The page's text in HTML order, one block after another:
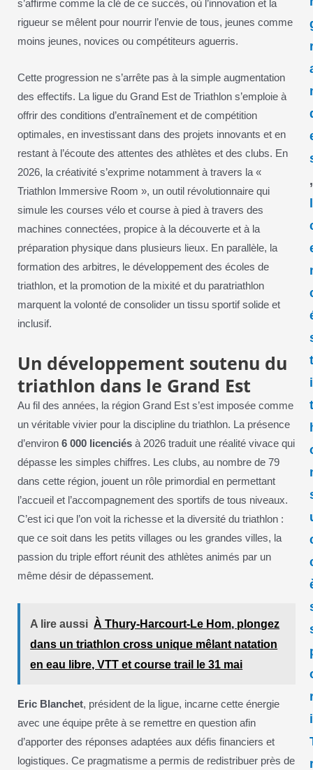
s’affirme comme la clé de ce succès, où l’innovation et la
rigueur se mêlent pour nourrir l’envie de tous, jeunes comme
moins jeunes, novices ou compétiteurs aguerris.
Cette progression ne s’arrête pas à la simple augmentation
des effectifs. La ligue du Grand Est de Triathlon s’emploie à
offrir des conditions d’entraînement et de compétition
optimales, en investissant dans des projets innovants et en
restant à l’écoute des attentes des athlètes et des clubs. En
2026, la créativité s’exprime notamment à travers la «
Triathlon Immersive Room », un outil révolutionnaire qui
simule les courses vélo et course à pied à travers des
machines connectées, propice à la découverte et à la
préparation physique dans plusieurs lieux. En parallèle, la
formation des arbitres, le développement des écoles de
triathlon, et la promotion de la mixité et du paratriathlon
marquent la volonté de consolider un tissu sportif solide et
inclusif.
Un développement soutenu du
triathlon dans le Grand Est
Au fil des années, la région Grand Est s’est imposée comme
un véritable vivier pour la discipline du triathlon. La présence
d’environ 6 000 licenciésà 2026 traduit une réalité vivace qui
dépasse les simples chiffres. Les clubs, au nombre de 79
dans cette région, jouent un rôle primordial en permettant
l’accueil et l’accompagnement des sportifs de tous niveaux.
C’est ici que l’on voit la richesse et la diversité du triathlon :
que ce soit dans les petits villages ou les grandes villes, la
passion du triple effort réunit des athlètes animés par un
même désir de dépassement.
A lire aussi À Thury-Harcourt-Le Hom, plongez
dans un triathlon cross unique mêlant natation
en eau libre, VTT et course trail le 31 mai
Eric Blanchet, président de la ligue, incarne cette énergie
avec une équipe prête à se remettre en question afin
d’apporter des réponses adaptées aux défis financiers et
logistiques. Ce pragmatisme a permis de redistribuer près de
,